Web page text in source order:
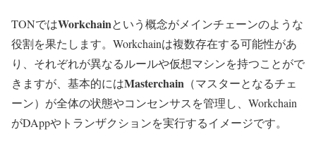
TONではWorkchainという概念がメインチェーンのような
役割を果たします。Workchainは複数存在する可能性があ
り、それぞれが異なるルールや仮想マシンを持つことがで
きますが、基本的にはMasterchain （マスターとなるチェ
ーン）が全体の状態やコンセンサスを管理し、Workchain
がDAppやトランザクションを実行するイメージです。